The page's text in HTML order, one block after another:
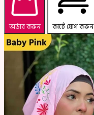
অর্ডার করুন কার্টে যোগ করুন